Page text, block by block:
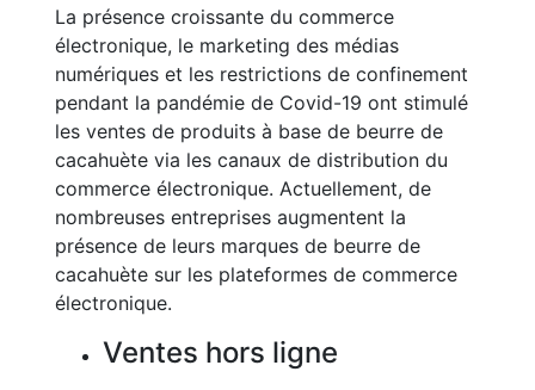
La présence croissante du commerce
électronique, le marketing des médias
numériques et les restrictions de confinement
pendant la pandémie de Covid-19 ont stimulé
les ventes de produits à base de beurre de
cacahuète via les canaux de distribution du
commerce électronique. Actuellement, de
nombreuses entreprises augmentent la
présence de leurs marques de beurre de
cacahuète sur les plateformes de commerce
électronique.
Ventes hors ligne